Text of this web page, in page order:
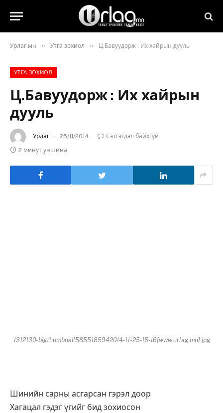
Урлаг.мн » Утга зохиол » Ц.Бавуудорж : Их хайрын дууль
УТГА ЗОХИОЛ
Ц.Бавуудорж : Их хайрын
дууль
Урлаг 25/11/2014
Сэтгэгдэл байхгүй
2 минут уншина
1312130-bigthumbnail5855185942014-11-25-15-16[www.urlag.mn].jpg
Шинийн сарны асгарсан гэрэл доор
Хагацал гэдэг үгийг бид зохиосон